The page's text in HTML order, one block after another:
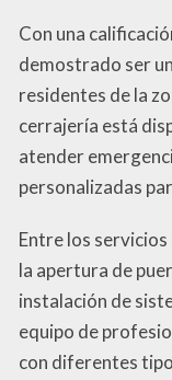
Con una
demostrado ser
residentes de la
cerrajería está
atender
personalizadas
Entre los
la apertura de
instalación de
equipo de
con diferentes